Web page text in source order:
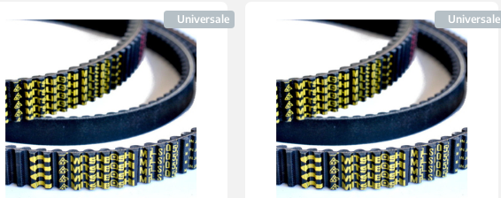
Universale Universale